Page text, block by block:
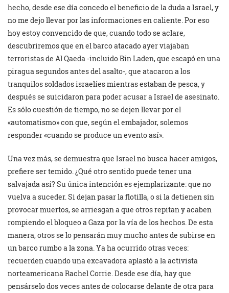
hecho, desde ese día concedo el beneficio de la duda a Israel, y
no me dejo llevar por las informaciones en caliente. Por eso
hoy estoy convencido de que, cuando todo se aclare,
descubriremos que en el barco atacado ayer viajaban
terroristas de Al Qaeda -incluido Bin Laden, que escapó en una
piragua segundos antes del asalto-, que atacaron a los
tranquilos soldados israelíes mientras estaban de pesca, y
después se suicidaron para poder acusar a Israel de asesinato.
Es sólo cuestión de tiempo, no se dejen llevar por el
«automatismo» con que, según el embajador, solemos
responder «cuando se produce un evento así».
Una vez más, se demuestra que Israel no busca hacer amigos,
prefiere ser temido. ¿Qué otro sentido puede tener una
salvajada así? Su única intención es ejemplarizante: que no
vuelva a suceder. Si dejan pasar la flotilla, o si la detienen sin
provocar muertos, se arriesgan a que otros repitan y acaben
rompiendo el bloqueo a Gaza por la vía de los hechos. De esta
manera, otros se lo pensarán muy mucho antes de subirse en
un barco rumbo a la zona. Ya ha ocurrido otras veces:
recuerden cuando una excavadora aplastó a la activista
norteamericana Rachel Corrie. Desde ese día, hay que
pensárselo dos veces antes de colocarse delante de otra para